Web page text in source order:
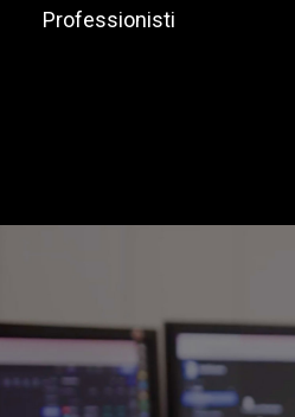
Professionisti